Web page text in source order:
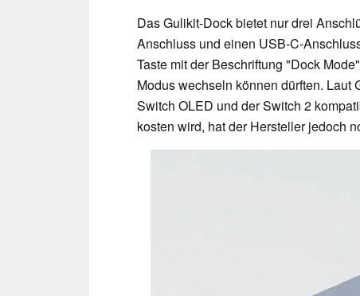
Das Gulikit-Dock bietet nur drei
Anschluss und einen USB-C-
Taste mit der Beschriftung "Dock
Modus wechseln können dürften. Laut
Switch OLED und der Switch 2
kosten wird, hat der Hersteller jedoch